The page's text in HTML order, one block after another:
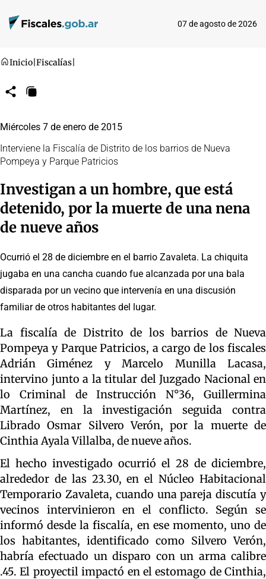
07 de agosto de 2026
Inicio Fiscalías
CompartirCopiar
Miércoles 7 de enero de 2015
Interviene la Fiscalía de Distrito de los barrios de Nueva
Pompeya y Parque Patricios
Investigan a un hombre, que está
detenido, por la muerte de una nena
de nueve años
Ocurrió el 28 de diciembre en el barrio Zavaleta. La chiquita
jugaba en una cancha cuando fue alcanzada por una bala
disparada por un vecino que intervenía en una discusión
familiar de otros habitantes del lugar.
La fiscalía de Distrito de los barrios de Nueva
Pompeya y Parque Patricios, a cargo de los fiscales
Adrián Giménez y Marcelo Munilla Lacasa,
intervino junto a la titular del Juzgado Nacional en
lo Criminal de Instrucción N°36, Guillermina
Martínez, en la investigación seguida contra
Librado Osmar Silvero Verón, por la muerte de
Cinthia Ayala Villalba, de nueve años.
El hecho investigado ocurrió el 28 de diciembre,
alrededor de las 23.30, en el Núcleo Habitacional
Temporario Zavaleta, cuando una pareja discutía y
vecinos intervinieron en el conflicto. Según se
informó desde la fiscalía, en ese momento, uno de
los habitantes, identificado como Silvero Verón,
habría efectuado un disparo con un arma calibre
.45. El proyectil impactó en el estomago de Cinthia,